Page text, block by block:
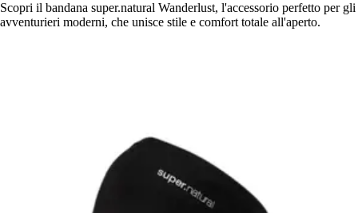
Scopri il bandana super.natural Wanderlust, l'accessorio perfetto per gli
avventurieri moderni, che unisce stile e comfort totale all'aperto.